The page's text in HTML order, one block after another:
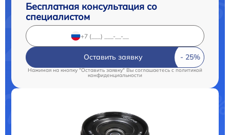
Бесплатная консультация со
специалистом
Оставить заявку
Нажимая на кнопку "Оставить заявку" Вы соглашаетесь c политикой
конфиденциальности